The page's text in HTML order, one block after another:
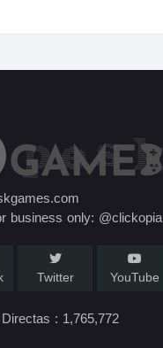
business only: @clickopia
Twitter YouTube
: 1,765,772